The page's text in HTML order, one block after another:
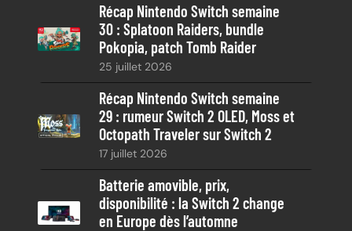
Récap Nintendo Switch semaine
30 : Splatoon Raiders, bundle
Pokopia, patch Tomb Raider
25 juillet 2026
Récap Nintendo Switch semaine
29 : rumeur Switch 2 OLED, Moss et
Octopath Traveler sur Switch 2
17 juillet 2026
Batterie amovible, prix,
disponibilité : la Switch 2 change
en Europe dès l’automne